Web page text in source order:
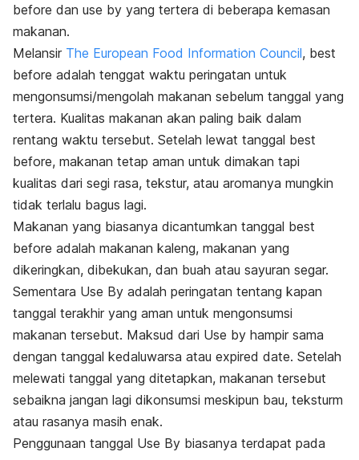
before dan use by yang tertera di beberapa kemasan
makanan.
Melansir The European Food Information Council, best
before adalah tenggat waktu peringatan untuk
mengonsumsi/mengolah makanan sebelum tanggal yang
tertera. Kualitas makanan akan paling baik dalam
rentang waktu tersebut. Setelah lewat tanggal best
before, makanan tetap aman untuk dimakan tapi
kualitas dari segi rasa, tekstur, atau aromanya mungkin
tidak terlalu bagus lagi.
Makanan yang biasanya dicantumkan tanggal best
before adalah makanan kaleng, makanan yang
dikeringkan, dibekukan, dan buah atau sayuran segar.
Sementara Use By adalah peringatan tentang kapan
tanggal terakhir yang aman untuk mengonsumsi
makanan tersebut. Maksud dari Use by hampir sama
dengan tanggal kedaluwarsa atau expired date. Setelah
melewati tanggal yang ditetapkan, makanan tersebut
sebaikna jangan lagi dikonsumsi meskipun bau, teksturm
atau rasanya masih enak.
Penggunaan tanggal Use By biasanya terdapat pada